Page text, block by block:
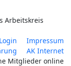
Arbeitskreis
Login
Impressum
AK Internet
Mitglieder online